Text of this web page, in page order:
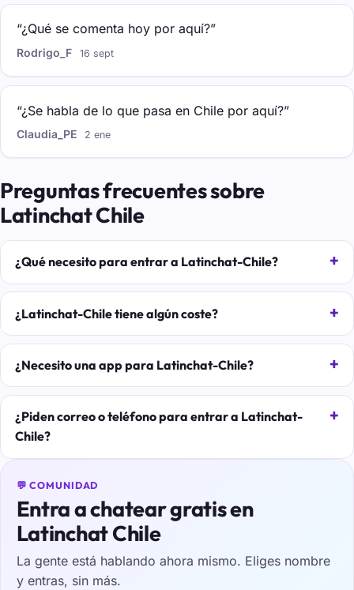
“¿Qué se comenta hoy por aquí?”
Rodrigo_F 16 sept
“¿Se habla de lo que pasa en Chile por aquí?”
Claudia_PE 2 ene
Preguntas frecuentes sobre
Latinchat Chile
¿Qué necesito para entrar a Latinchat-Chile?
¿Latinchat-Chile tiene algún coste?
¿Necesito una app para Latinchat-Chile?
¿Piden correo o teléfono para entrar a Latinchat-
Chile?
💬 COMUNIDAD
Entra a chatear gratis en
Latinchat Chile
La gente está hablando ahora mismo. Eliges nombre
y entras, sin más.